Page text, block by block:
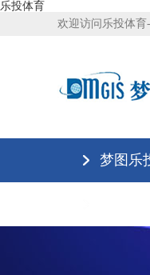
乐投体育
欢迎访问乐投体育
梦图乐